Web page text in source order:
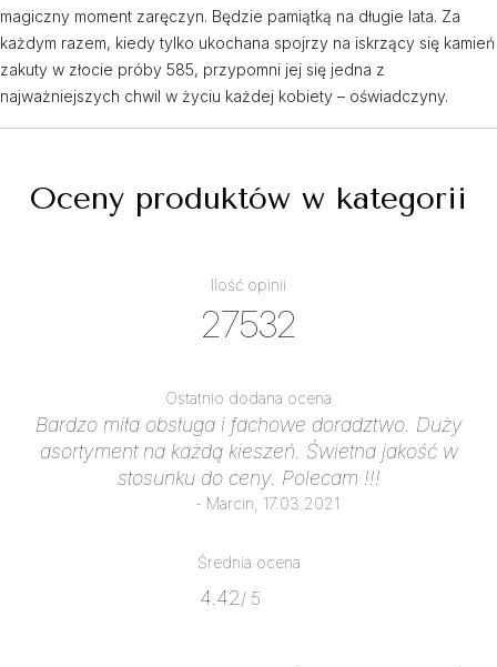
magiczny moment zaręczyn. Będzie pamiątką na długie lata. Za
każdym razem, kiedy tylko ukochana spojrzy na iskrzący się kamień
zakuty w złocie próby 585, przypomni jej się jedna z
najważniejszych chwil w życiu każdej kobiety – oświadczyny.
Oceny produktów w kategorii
Ilość opinii
27532
Ostatnio dodana ocena
Bardzo miła obsługa i fachowe doradztwo. Duży
asortyment na każdą kieszeń. Świetna jakość w
stosunku do ceny. Polecam !!!
- Marcin, 17.03.2021
Średnia ocena
4.42/ 5